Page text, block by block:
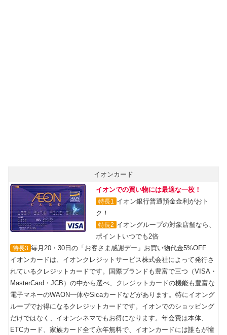
イオンカード
イオンでの買い物には最適な一枚！
特長1 イオン銀行普通預金金利がおト
ク！
特長2 イオングループの対象店舗なら、
ポイントいつでも2倍
特長3 毎月20・30日の「お客さま感謝デー」お買い物代金5%OFF
イオンカードは、イオンクレジットサービス株式会社によって発行さ
れているクレジットカードです。国際ブランドも豊富で三つ（VISA・
MasterCard・JCB）の中から選べ、クレジットカードの機能も豊富な
電子マネーのWAON一体やSicaカードなどがあります。特にイオング
ループでお得になるクレジットカードです。イオンでのショッピング
だけではなく、イオンシネマでもお得になります。年会費は本体、
ETCカード、家族カード全て永年無料で、イオンカードには誰もが憧